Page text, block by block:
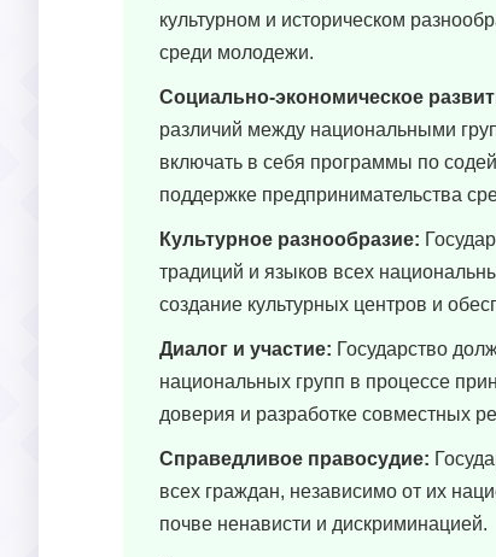
культурном и историческом
среди молодежи.
Социально-экономическое
различий между национальными
включать в себя программы по
поддержке предпринимательства
Культурное разнообразие:
традиций и языков всех
создание культурных центров и
Диалог и участие: Государство
национальных групп в процессе
доверия и разработке совместных
Справедливое правосудие:
всех граждан, независимо от их
почве ненависти и дискриминацией.